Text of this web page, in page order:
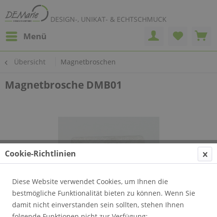
DESIGN-, UNIKAT- & ECHTSCHMUCK
Menü
Übersicht Magnetbroschen
Magnetbrosche DMB01
Cookie-Richtlinien
Diese Website verwendet Cookies, um Ihnen die
bestmögliche Funktionalität bieten zu können. Wenn Sie
damit nicht einverstanden sein sollten, stehen Ihnen